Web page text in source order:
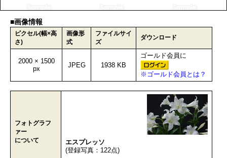
■画像情報
ピクセル(幅×高
さ)
画像形
式
ファイルサイ
ズ
ダウンロード
2000 × 1500
px
JPEG 1938 KB
ゴールド会員に
※ゴールド会員とは？
フォトグラフ
ァー
について
エスプレッソ
(登録写真：122点)